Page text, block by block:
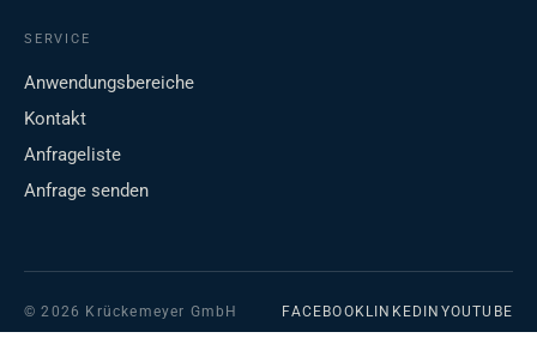
SERVICE
Anwendungsbereiche
Kontakt
Anfrageliste
Anfrage senden
© 2026 Krückemeyer GmbH FACEBOOK LINKEDIN YOUTUBE